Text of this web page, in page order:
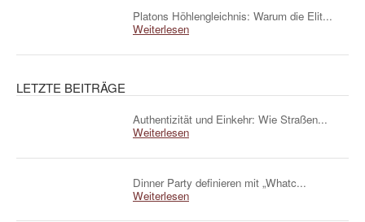
Platons Höhlengleichnis: Warum die Elit...
Weiterlesen
LETZTE BEITRÄGE
Authentizität und Einkehr: Wie Straßen...
Weiterlesen
Dinner Party definieren mit „Whatc...
Weiterlesen